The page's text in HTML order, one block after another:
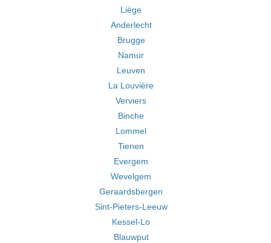
Liège
Anderlecht
Brugge
Namur
Leuven
La Louvière
Verviers
Binche
Lommel
Tienen
Evergem
Wevelgem
Geraardsbergen
Sint-Pieters-Leeuw
Kessel-Lo
Blauwput